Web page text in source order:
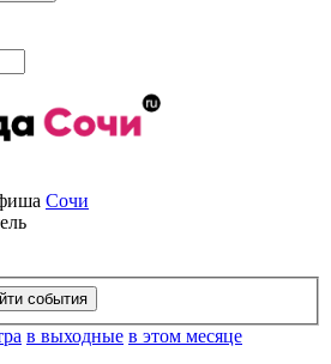
Сочи
в выходные в этом месяце